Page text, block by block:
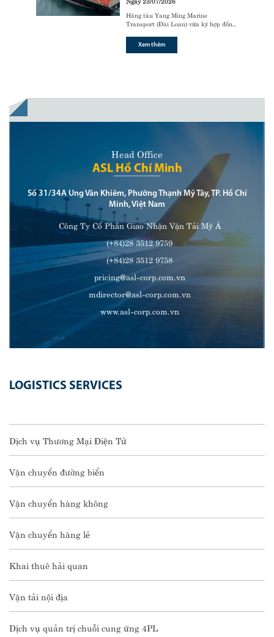
Hãng tàu Yang Ming Marine
Transport (Đài Loan) vừa ký hợp đồng
(Hàn Quốc) để đóng mới
container sử dụng động cơ nhiên liệu
Xem thêm
Head Office
ASL Hồ Chí Minh
Số 31/34A Ung Văn Khiêm, Phường Thạnh Mỹ Tây, TP. Hồ Chí
Minh, Việt Nam
Công Ty Cổ Phần Giao Nhận Vận Tải Mỹ Á
(+84)28 3512 9759
(+84)28 3512 9758
pricing@asl-corp.com.vn
mdirector@asl-corp.com.vn
www.asl-corp.com.vn
LOGISTICS SERVICES
Dịch vụ Thương Mại Điện Tử
Vận chuyển đường biển
Vận chuyển hàng không
Vận chuyển hàng lẻ
Khai thuê hải quan
Vận tải nội địa
Dịch vụ quản trị chuỗi cung ứng 4PL